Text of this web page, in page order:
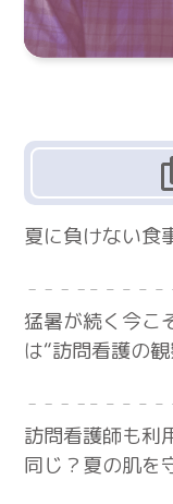
夏に負けない食
猛暑が続く今こ
は“訪問看護の
訪問看護師も利
同じ？夏の肌を